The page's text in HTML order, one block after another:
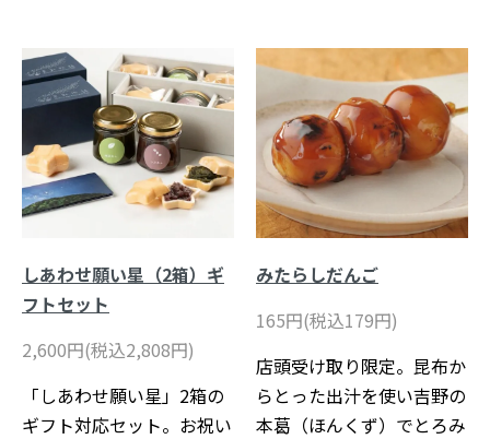
しあわせ願い星（2箱）ギ
フトセット
2,600円(税込2,808円)
「しあわせ願い星」2箱の
ギフト対応セット。お祝い
みたらしだんご
165円(税込179円)
店頭受け取り限定。昆布か
らとった出汁を使い吉野の
本葛（ほんくず）でとろみ